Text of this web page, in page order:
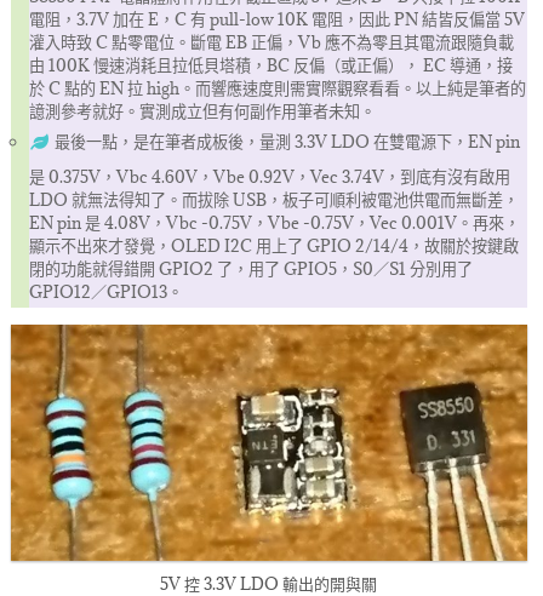
電阻，3.7V 加在 E，C 有 pull-low 10K 電阻，因此 PN 結皆反偏當 5V
灌入時致 C 點零電位。斷電 EB 正偏，Vb 應不為零且其電流跟隨負載
由 100K 慢速消耗且拉低貝塔積，BC 反偏（或正偏）， EC 導通，接
於 C 點的 EN 拉 high。而響應速度則需實際觀察看看。以上純是筆者的
譩測參考就好。實測成立但有何副作用筆者未知。
最後一點，是在筆者成板後，量測 3.3V LDO 在雙電源下，EN pin
是 0.375V，Vbc 4.60V，Vbe 0.92V，Vec 3.74V，到底有沒有啟用
LDO 就無法得知了。而拔除 USB，板子可順利被電池供電而無斷差，
EN pin 是 4.08V，Vbc -0.75V，Vbe -0.75V，Vec 0.001V。再來，
顯示不出來才發覺，OLED I2C 用上了 GPIO 2/14/4，故關於按鍵啟
閉的功能就得錯開 GPIO2 了，用了 GPIO5，S0／S1 分別用了
GPIO12／GPIO13。
5V 控 3.3V LDO 輸出的開與關